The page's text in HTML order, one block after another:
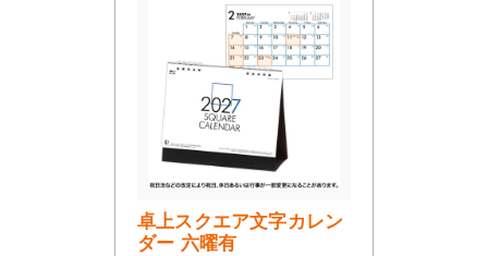
卓上スクエア文字カレン
ダー 六曜有